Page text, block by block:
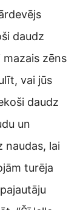
daudz
mazais zēns
vai jūs
daudz
un
naudas, lai
turēja